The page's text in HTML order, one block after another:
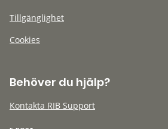
Tillgänglighet
Cookies
Behöver du hjälp?
Kontakta RIB Support